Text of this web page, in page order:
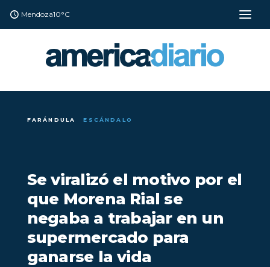
Mendoza10°C
FARÁNDULA ESCÁNDALO
Se viralizó el motivo por el
que Morena Rial se
negaba a trabajar en un
supermercado para
ganarse la vida